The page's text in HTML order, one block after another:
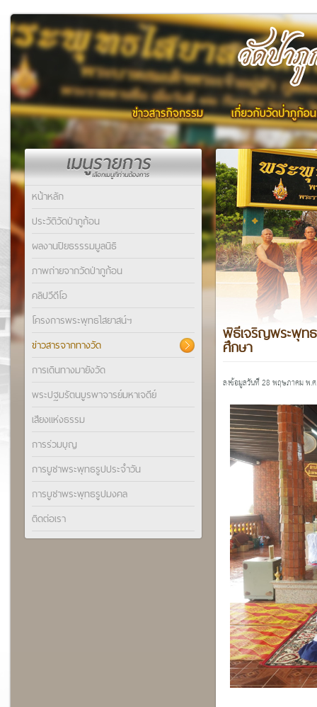
หน้าหลัก
ประวัติวัดป่าภูก้อน
ผลงานปิยธรรรมมูลนิธิ
ภาพถ่ายจากวัดป่าภูก้อน
คลิปวีดีโอ
โครงการพระพุทธไสยาสน์ฯ
ข่าวสารจากทางวัด
การเดินทางมายังวัด
พระปฐมรัตนบูรพาจารย์มหาเจดีย์
เสียงแห่งธรรม
การร่วมบุญ
การบูชาพระพุทธรูปประจำวัน
การบูชาพระพุทธรูปมงคล
ติดต่อเรา
พิธีเจริญพระพุท
ศึกษา
ลงข้อมูลวันที่ 28 พฤษภาคม พ.